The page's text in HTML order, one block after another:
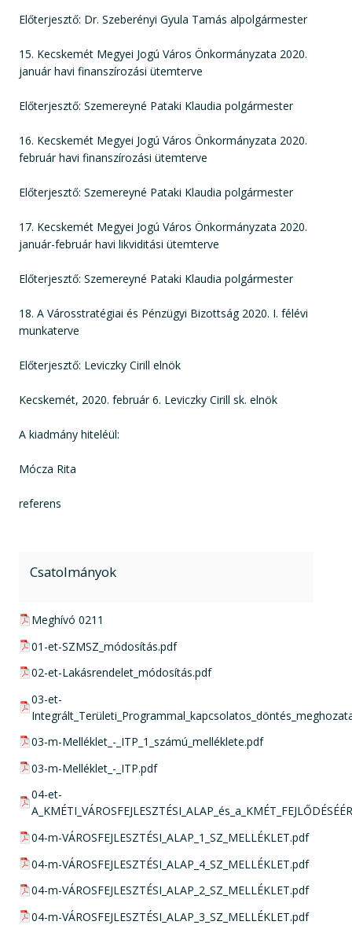
Előterjesztő: Dr. Szeberényi Gyula Tamás alpolgármester
15. Kecskemét Megyei Jogú Város Önkormányzata 2020.
január havi finanszírozási ütemterve
Előterjesztő: Szemereyné Pataki Klaudia polgármester
16. Kecskemét Megyei Jogú Város Önkormányzata 2020.
február havi finanszírozási ütemterve
Előterjesztő: Szemereyné Pataki Klaudia polgármester
17. Kecskemét Megyei Jogú Város Önkormányzata 2020.
január-február havi likviditási ütemterve
Előterjesztő: Szemereyné Pataki Klaudia polgármester
18. A Városstratégiai és Pénzügyi Bizottság 2020. I. félévi
munkaterve
Előterjesztő: Leviczky Cirill elnök
Kecskemét, 2020. február 6. Leviczky Cirill sk. elnök
A kiadmány hiteléül:
Mócza Rita
referens
Csatolmányok
pdf csatolmány:
Meghívó 0211
pdf csatolmány:
01-et-SZMSZ_módosítás.pdf
pdf csatolmány:
02-et-Lakásrendelet_módosítás.pdf
pdf csatolmány:
03-et-
pdf csatolmány:
03-m-Melléklet_-_ITP_1_számú_melléklete.pdf
pdf csatolmány:
03-m-Melléklet_-_ITP.pdf
pdf csatolmány:
04-et-
pdf csatolmány:
04-m-VÁROSFEJLESZTÉSI_ALAP_1_SZ_MELLÉKLET.pdf
pdf csatolmány:
04-m-VÁROSFEJLESZTÉSI_ALAP_4_SZ_MELLÉKLET.pdf
pdf csatolmány:
04-m-VÁROSFEJLESZTÉSI_ALAP_2_SZ_MELLÉKLET.pdf
pdf csatolmány:
04-m-VÁROSFEJLESZTÉSI_ALAP_3_SZ_MELLÉKLET.pdf